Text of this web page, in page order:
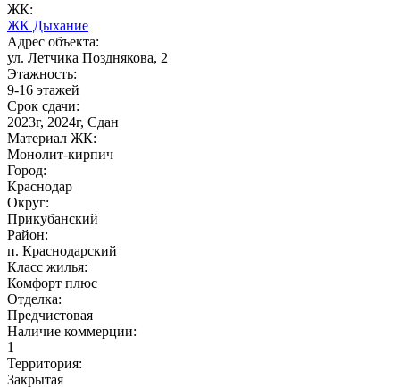
ЖК:
ЖК Дыхание
Адрес объекта:
ул. Летчика Позднякова, 2
Этажность:
9-16 этажей
Срок сдачи:
2023г, 2024г, Сдан
Материал ЖК:
Монолит-кирпич
Город:
Краснодар
Округ:
Прикубанский
Район:
п. Краснодарский
Класс жилья:
Комфорт плюс
Отделка:
Предчистовая
Наличие коммерции:
1
Территория:
Закрытая